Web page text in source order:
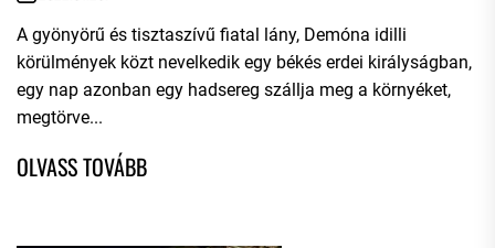
A gyönyörű és tisztaszívű fiatal lány, Demóna idilli
körülmények közt nevelkedik egy békés erdei királyságban,
egy nap azonban egy hadsereg szállja meg a környéket,
megtörve...